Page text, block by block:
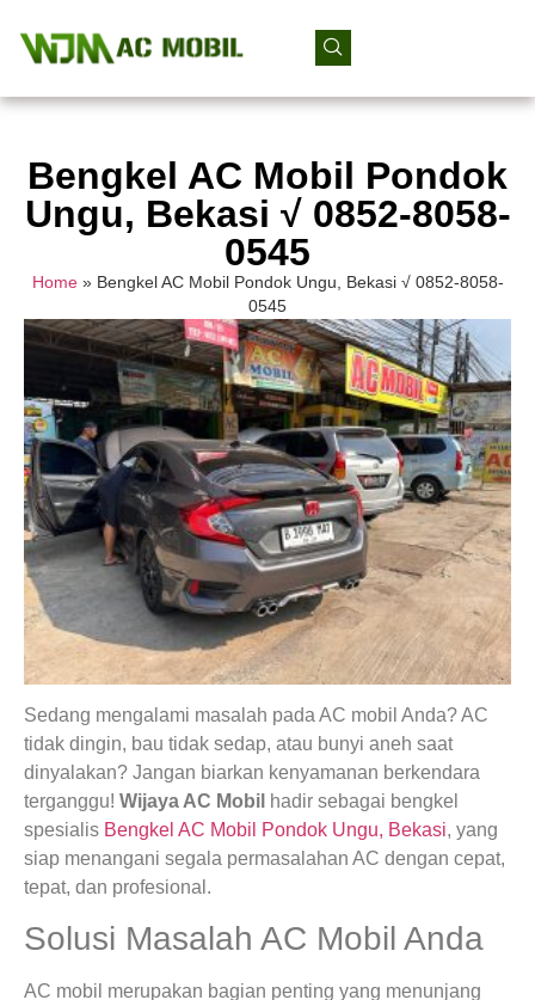
Bengkel AC Mobil Pondok
Ungu, Bekasi √ 0852-8058-
0545
Home» Bengkel AC Mobil Pondok Ungu, Bekasi √ 0852-8058-
0545
Sedang mengalami masalah pada AC mobil Anda? AC
tidak dingin, bau tidak sedap, atau bunyi aneh saat
dinyalakan? Jangan biarkan kenyamanan berkendara
terganggu! Wijaya AC Mobil hadir sebagai bengkel
spesialis Bengkel AC Mobil Pondok Ungu, Bekasi, yang
siap menangani segala permasalahan AC dengan cepat,
tepat, dan profesional.
Solusi Masalah AC Mobil Anda
AC mobil merupakan bagian penting yang menunjang